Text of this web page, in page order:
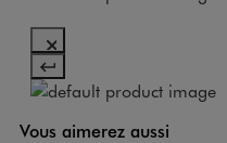
Vous aimerez aussi